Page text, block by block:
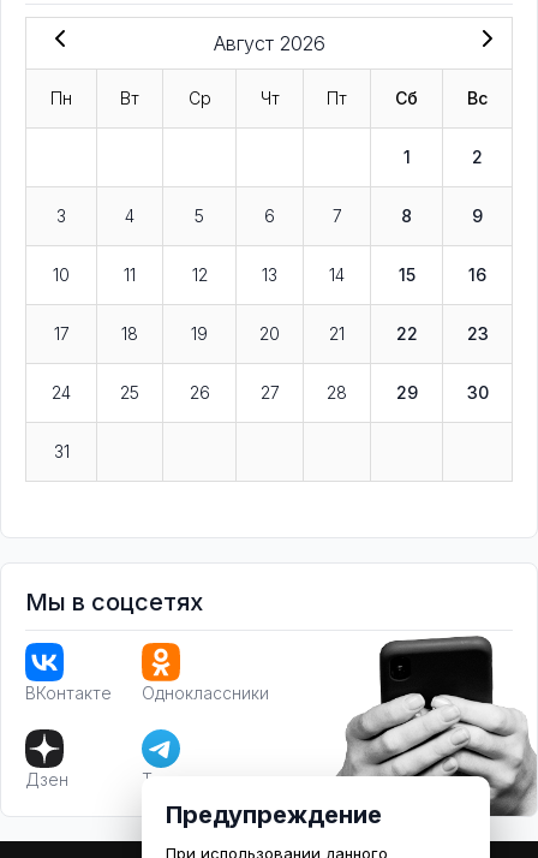
Август 2026
Пн Вт Ср Чт Пт Сб Вс
1 2
3 4 5 6 7 8 9
10 11 12 13 14 15 16
17 18 19 20 21 22 23
24 25 26 27 28 29 30
31
Мы в соцсетях
ВКонтакте Одноклассники
Дзен Телеграм
Предупреждение
При использовании данного